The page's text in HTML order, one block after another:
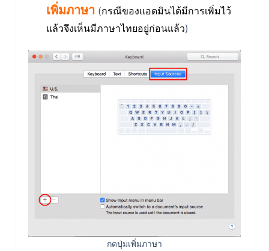
เพิ่มภาษา(กรณีของแอดมินได้มีการเพิ่มไว้
แล้วจึงเห็นมีภาษาไทยอยู่ก่อนแล้ว)
กดปุ่มเพิ่มภาษา